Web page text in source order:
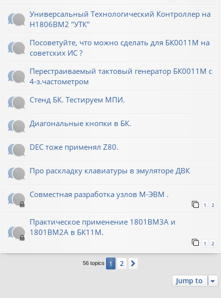
Универсальный Технологический Контроллер на
Н1806ВМ2 "УТК"
Посоветуйте, что можно сделать для БК0011М на
советских ИС ?
Перестраиваемый тактовый генератор БК0011М с
4-з.частометром
Стенд БК. Тестируем МПИ.
Диагональные кнопки в БК.
DEC тоже применял Z80.
Про раскладку клавиатуры в эмуляторе ДВК
Совместная разработка узлов М-ЭВМ .
1 2
Практическое применение 1801ВМ3А и
1801ВМ2А в БК11М.
1 2
56 topics 1 2
Jump to